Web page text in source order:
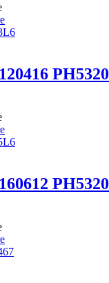
PH5320
PH5320